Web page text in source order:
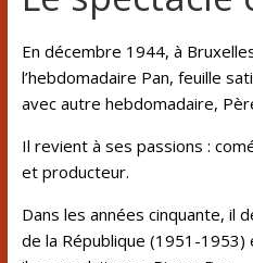
En décembre 1944, à
l’hebdomadaire Pan, feuille
avec autre hebdomadaire,
Il revient à ses passions :
et producteur.
Dans les années cinquante, il
de la République (1951-1953)